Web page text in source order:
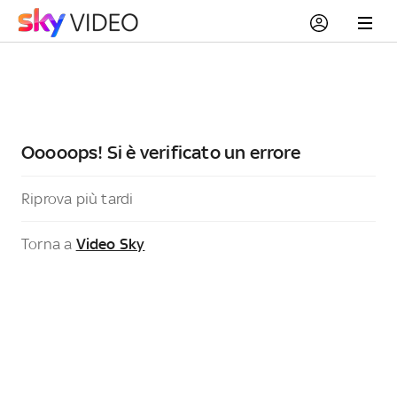
Ooooops! Si è verificato un errore
Riprova più tardi
Torna a Video Sky